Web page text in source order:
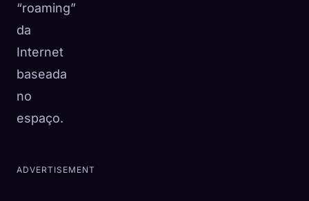
“roaming”
da
Internet
baseada
no
espaço.
ADVERTISEMENT